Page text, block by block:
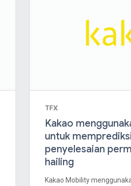
TFX
Kakao
untuk
penyelesaian
hailing
Kakao Mobility